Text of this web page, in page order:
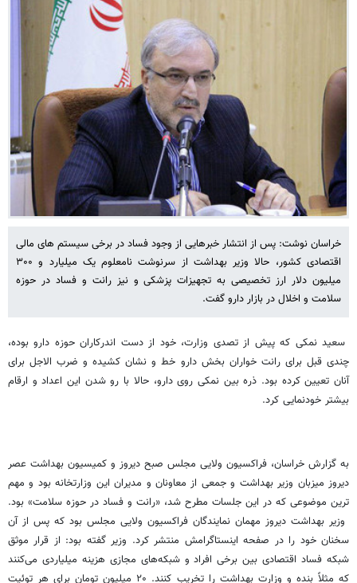
خراسان نوشت: پس از انتشار خبرهایی از وجود فساد در برخی سیستم های مالی
اقتصادی کشور، حالا وزیر بهداشت از سرنوشت نامعلوم یک میلیارد و ۳۰۰
میلیون دلار ارز تخصیصی به تجهیزات پزشکی و نیز رانت و فساد در حوزه
سلامت و اخلال در بازار دارو گفت.
سعید نمکی که پیش از تصدی وزارت، خود از دست اندرکاران حوزه دارو بوده،
چندی قبل برای رانت خواران بخش دارو خط و نشان کشیده و ضرب الاجل برای
آنان تعیین کرده بود. ذره بین نمکی روی دارو، حالا با رو شدن این اعداد و ارقام
بیشتر خودنمایی کرد.
به گزارش خراسان، فراکسیون ولایی مجلس صبح دیروز و کمیسیون بهداشت عصر
دیروز میزبان وزیر بهداشت و جمعی از معاونان و مدیران این وزارتخانه بود و مهم
ترین موضوعی که در این جلسات مطرح شد، «رانت و فساد در حوزه سلامت» بود.
وزیر بهداشت دیروز مهمان نمایندگان فراکسیون ولایی مجلس بود که پس از آن
سخنان خود را در صفحه اینستاگرامش منتشر کرد. وزیر گفته بود: از قرار موثق
شبکه فساد اقتصادی بین برخی افراد و شبکه‌های مجازی هزینه میلیاردی می‌کنند
که مثلاً بنده و وزارت بهداشت را تخریب کنند. ۲۰ میلیون تومان برای هر توئیت